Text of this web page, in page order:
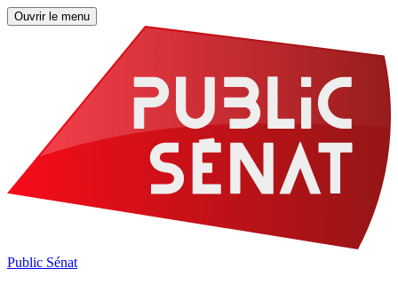
Ouvrir le menu
Public Sénat